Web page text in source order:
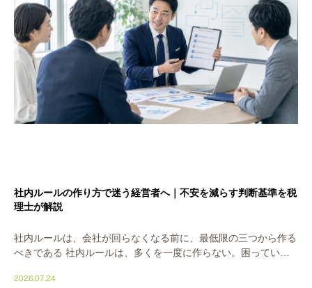
社内ルールの作り方で迷う経営者へ｜不安を減らす判断基準を税
理士が解説
社内ルールは、会社が回らなくなる前に、最低限の三つから作る
べきである 社内ルールは、多くを一度に作らない。困っている
属人化し、同じミスが繰り返される。その混乱を止 […]
2026.07.24